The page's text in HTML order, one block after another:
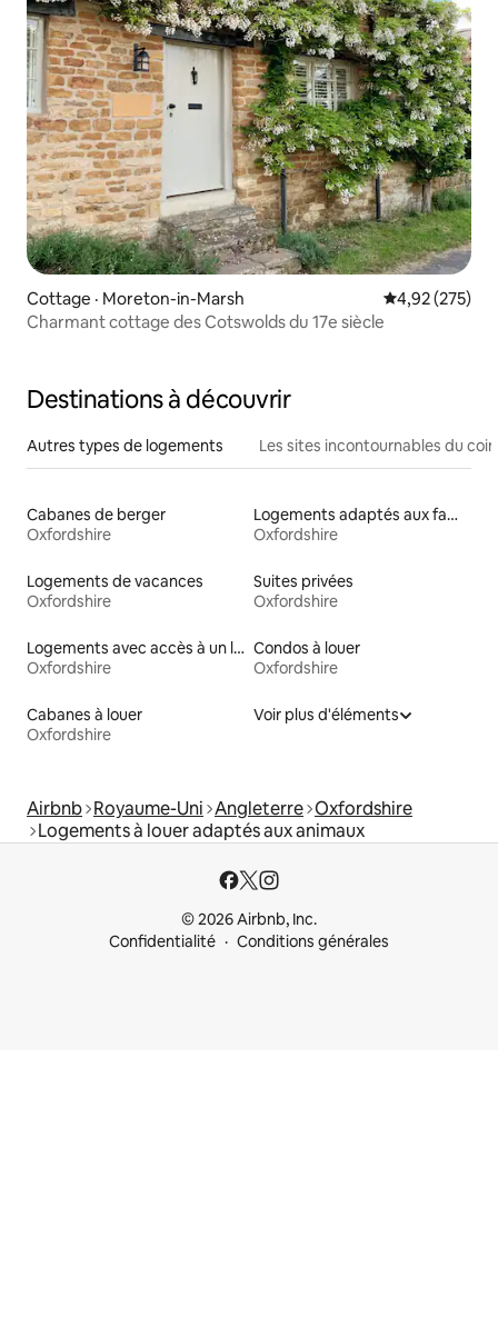
Cottage · Moreton-in-Marsh Note
4,92 (275)
Charmant cottage des Cotswolds du 17e siècle
Destinations à découvrir
Autres types de logements Les sites incontournables du coin
Cabanes de berger
Oxfordshire
Logements adaptés aux familles à louer
Oxfordshire
Logements de vacances
Oxfordshire
Suites privées
Oxfordshire
Logements avec accès à un lac
Oxfordshire
Condos à louer
Oxfordshire
Cabanes à louer
Oxfordshire
Voir plus d'éléments
Airbnb Royaume-Uni Angleterre Oxfordshire
Logements à louer adaptés aux animaux
© 2026 Airbnb, Inc.
Confidentialité
Conditions générales